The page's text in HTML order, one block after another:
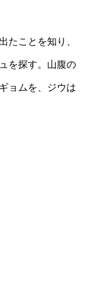
たことを知り、
を探す。山腹の
ョムを、ジウは